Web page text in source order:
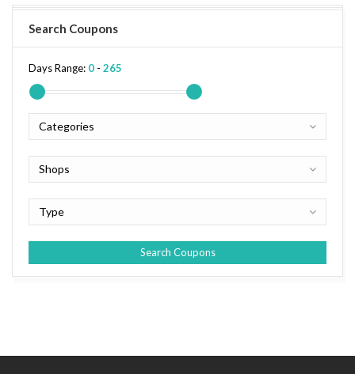
Search Coupons
Days Range: 0 - 265
Categories
Shops
Type
Search Coupons